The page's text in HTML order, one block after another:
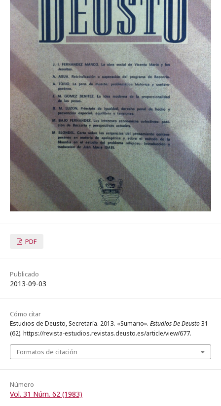
PDF
Publicado
2013-09-03
Cómo citar
Estudios de Deusto, Secretaría. 2013. «Sumario». Estudios De Deusto31
(62). https://revista-estudios.revistas.deusto.es/article/view/677.
Formatos de citación
Número
Vol. 31 Núm. 62 (1983)